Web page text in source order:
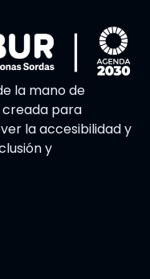
la mano de
creada para
la accesibilidad y
y